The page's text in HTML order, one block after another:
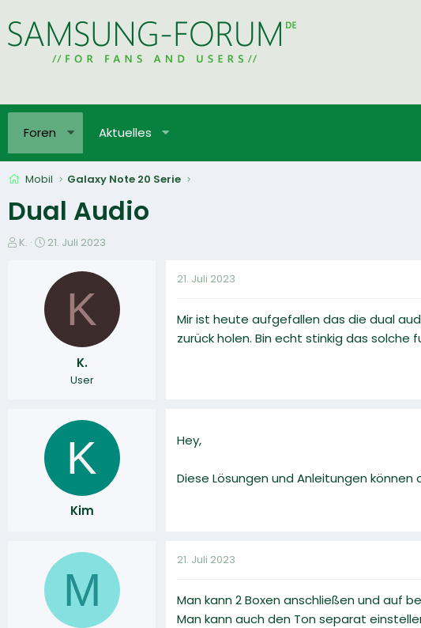
Foren Aktuelles
Mobil Galaxy Note 20 Serie
Dual Audio
E
K.
E
t
l
21. Juli 2023
K
K.
User
21. Juli 2023
Mir ist heute aufgefallen das die dual
zurück holen. Bin echt stinkig das
K
Kim
Hey,
Diese Lösungen und Anleitungen
M
21. Juli 2023
Man kann 2 Boxen anschließen und auf
Man kann auch den Ton separat